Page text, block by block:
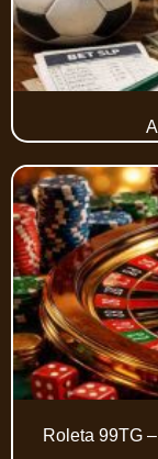
Roleta 99TG